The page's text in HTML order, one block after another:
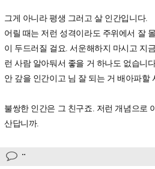
그게 아니라 평생 그러고 살 인간입니다.
어릴 때는 저런 성격이라도 주위에서 잘
이 두드러질 걸요. 서운해하지 마시고 지
런 사람 알아둬서 좋을 거 하나도 없습니
안 갚을 인간이고 님 잘 되는 거 배아파할
불쌍한 인간은 그 친구죠. 저런 개념으로
산답니까.
ᆢ